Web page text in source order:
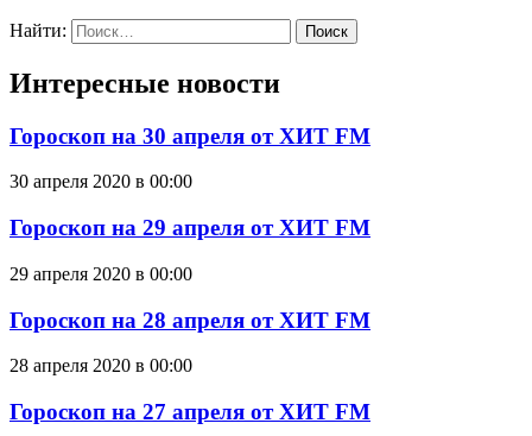
Найти:
Интересные новости
Гороскоп на 30 апреля от ХИТ FM
30 апреля 2020 в 00:00
Гороскоп на 29 апреля от ХИТ FM
29 апреля 2020 в 00:00
Гороскоп на 28 апреля от ХИТ FM
28 апреля 2020 в 00:00
Гороскоп на 27 апреля от ХИТ FM